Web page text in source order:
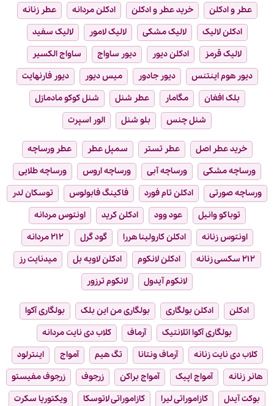
عطر و ادکلن خرید عطر و ادکلن ادکلن مردانه
عطر زنانه
ادکلن لالیک
لالیک مشکی لالیک لامور
لالیک سفید
لالیک قرمز
ادکلن دیور دیور ساواج
ساواج الکسیر
دیور هوم اینتنس
دیور جادور میس دیور
دیور فارنهایت
بلک افغان
مگامار عطر شنل
شنل کوکو مادمازل
شنل چنس
بلو شنل الور اسپرت
خرید عطر اصل عطر تستر سمپل عطر
عطر ورساچه
ورساچه مشکی
ورساچه آبی ورساچه اروس
ورساچه طلایی
ورساچه صورتی
ادکلن تام فورد فاکینگ فابولوس
توسکان لدر
توباکو وانیل
عود وود ادکلن کرید
اونتوس مردانه
اونتوس زنانه
ادکلن کارولینا هررا گود گرل
۲۱۲ مردانه
۲۱۲ سکسی زنانه
ادکلن لانکوم ادکلن لاویه بل
میدنایت رز
لانکوم آیدول
لانکوم ترزور
ادکلن ادکلن بولگاری بولگاری من این بلک
بولگاری آکوا
بولگاری آکوا اتلانتیک
آرماف
کلاب دی نایت مردانه
کلاب دی نایت زنانه
آرماف ونتانا تگ هیم آمواج
اینترلود
هانر زنانه
آمواج اپیک آمواج براکن زرجوف
زرجوف مفیستو
بوکت آیدل
کازاموراتی لیرا کازاموراتی لاتوسکا
ویکتوریا سکرت